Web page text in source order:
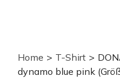
Home > T-Shirt >
dynamo blue pink